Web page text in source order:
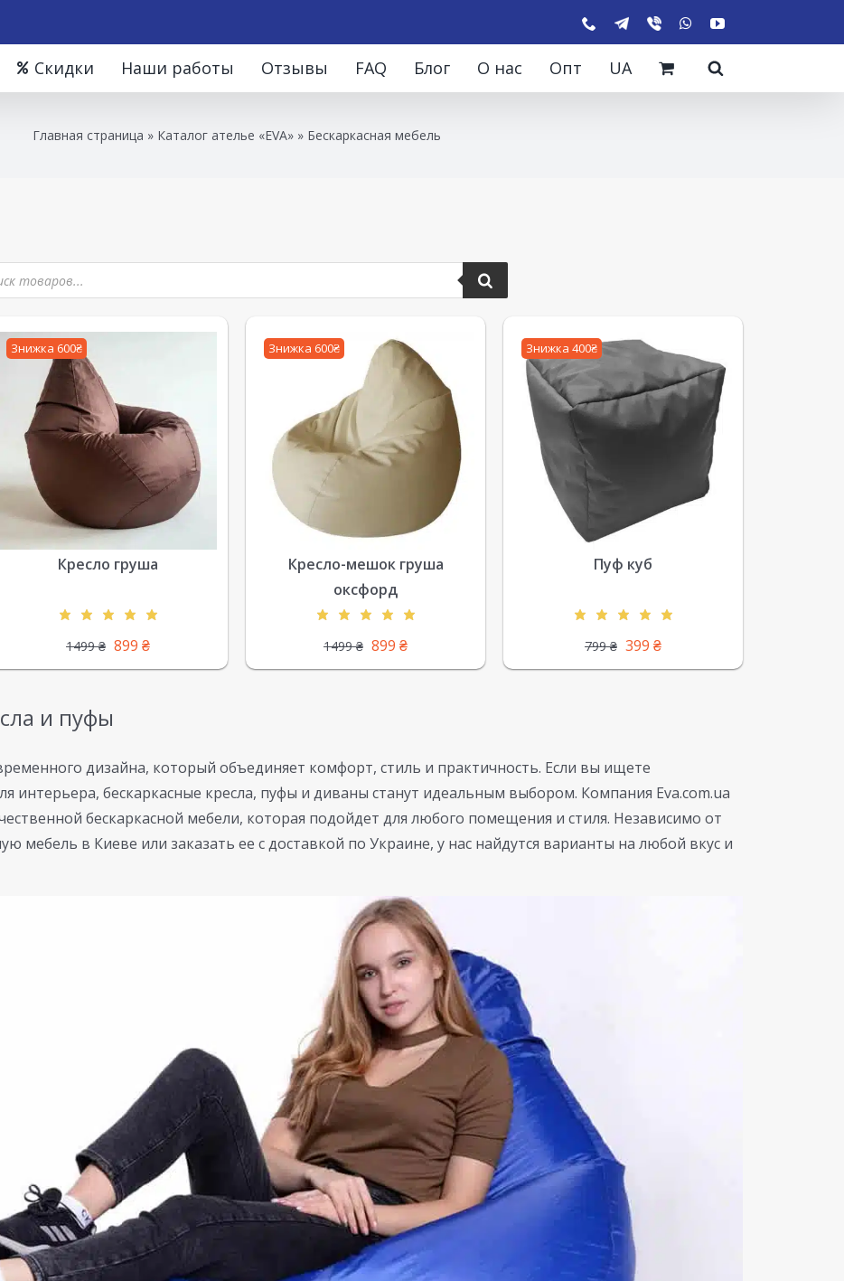
Скидки Наши работы Отзывы FAQ Блог О нас Опт UA
Главная страница » Каталог ателье «EVA» » Бескаркасная мебель
Знижка 600₴
Кресло груша
1499₴ 899 ₴
Знижка 600₴
Кресло-мешок груша
оксфорд
1499₴ 899 ₴
Знижка 400₴
Пуф куб
799₴ 399 ₴
и пуфы
дизайна, который объединяет комфорт, стиль и практичность. Если вы ищете
интерьера, бескаркасные кресла, пуфы и диваны станут идеальным выбором. Компания Eva.com.ua
бескаркасной мебели, которая подойдет для любого помещения и стиля. Независимо от
мебель в Киеве или заказать ее с доставкой по Украине, у нас найдутся варианты на любой вкус и